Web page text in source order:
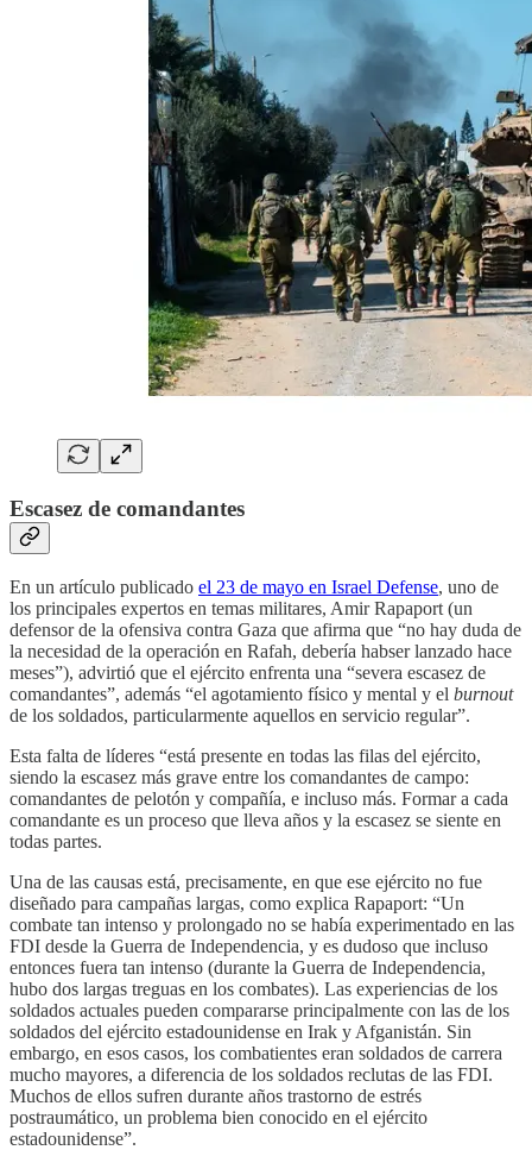
Escasez de comandantes
En un artículo publicado el 23 de mayo en Israel Defense, uno de
los principales expertos en temas militares, Amir Rapaport (un
defensor de la ofensiva contra Gaza que afirma que “no hay duda de
la necesidad de la operación en Rafah, debería habser lanzado hace
meses”), advirtió que el ejército enfrenta una “severa escasez de
comandantes”, además “el agotamiento físico y mental y el burnout
de los soldados, particularmente aquellos en servicio regular”.
Esta falta de líderes “está presente en todas las filas del ejército,
siendo la escasez más grave entre los comandantes de campo:
comandantes de pelotón y compañía, e incluso más. Formar a cada
comandante es un proceso que lleva años y la escasez se siente en
todas partes.
Una de las causas está, precisamente, en que ese ejército no fue
diseñado para campañas largas, como explica Rapaport: “Un
combate tan intenso y prolongado no se había experimentado en las
FDI desde la Guerra de Independencia, y es dudoso que incluso
entonces fuera tan intenso (durante la Guerra de Independencia,
hubo dos largas treguas en los combates). Las experiencias de los
soldados actuales pueden compararse principalmente con las de los
soldados del ejército estadounidense en Irak y Afganistán. Sin
embargo, en esos casos, los combatientes eran soldados de carrera
mucho mayores, a diferencia de los soldados reclutas de las FDI.
Muchos de ellos sufren durante años trastorno de estrés
postraumático, un problema bien conocido en el ejército
estadounidense”.